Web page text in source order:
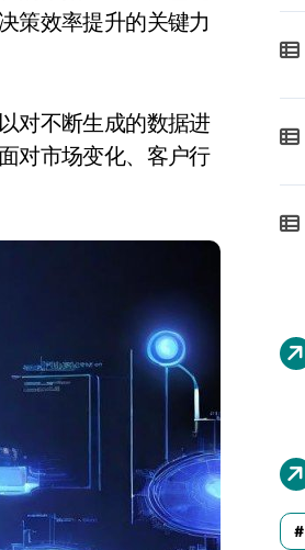
策效率提升的关键力
对不断生成的数据进
对市场变化、客户行